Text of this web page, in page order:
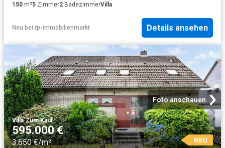
150 m²5 Zimmer2 BadezimmerVilla
Neu bei rp-immobilienmarkt Details ansehen
Foto anschauen
Villa·Zum Kauf
595.000 €
3.650 €/m² NEU